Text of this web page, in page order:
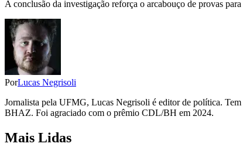
A conclusão da investigação reforça o arcabouço de provas
PorLucas Negrisoli
Jornalista pela UFMG, Lucas Negrisoli é editor de política.
BHAZ. Foi agraciado com o prêmio CDL/BH em 2024.
Mais Lidas